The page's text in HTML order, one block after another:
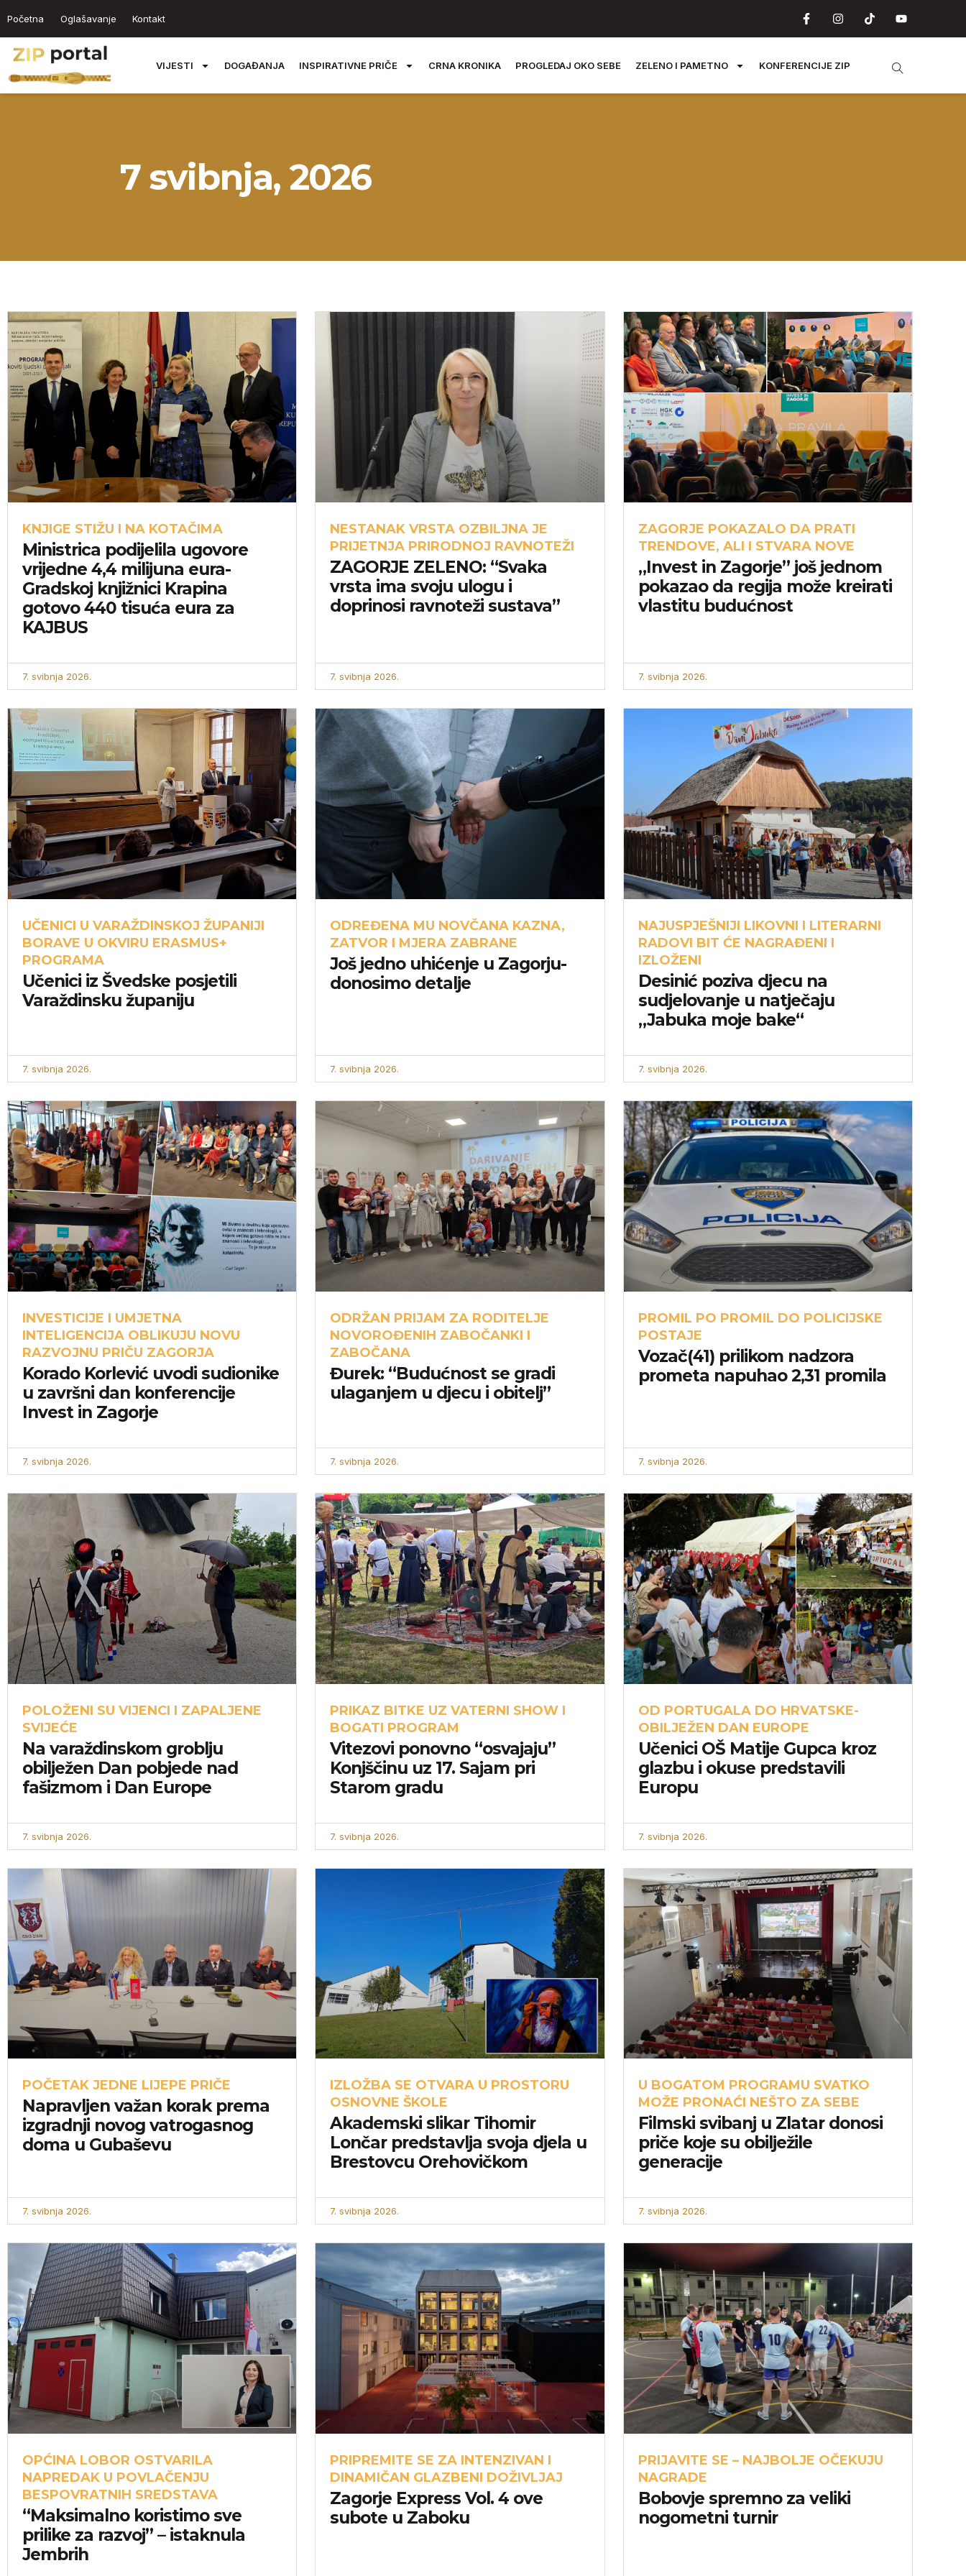
Početna Oglašavanje Kontakt
VIJESTI DOGAĐANJA INSPIRATIVNE PRIČE CRNA KRONIKA PROGLEDAJ OKO SEBE ZELENO I PAMETNO KONFERENCIJE ZIP
7 svibnja, 2026
KNJIGE STIŽU I NA KOTAČIMA
Ministrica podijelila ugovore
vrijedne 4,4 milijuna eura-
Gradskoj knjižnici Krapina
gotovo 440 tisuća eura za
KAJBUS
7. svibnja 2026.
NESTANAK VRSTA OZBILJNA JE
PRIJETNJA PRIRODNOJ RAVNOTEŽI
ZAGORJE ZELENO: “Svaka
vrsta ima svoju ulogu i
doprinosi ravnoteži sustava”
7. svibnja 2026.
ZAGORJE POKAZALO DA PRATI
TRENDOVE, ALI I STVARA NOVE
„Invest in Zagorje” još jednom
pokazao da regija može kreirati
vlastitu budućnost
7. svibnja 2026.
UČENICI U VARAŽDINSKOJ ŽUPANIJI
BORAVE U OKVIRU ERASMUS+
PROGRAMA
Učenici iz Švedske posjetili
Varaždinsku županiju
7. svibnja 2026.
ODREĐENA MU NOVČANA KAZNA,
ZATVOR I MJERA ZABRANE
Još jedno uhićenje u Zagorju-
donosimo detalje
7. svibnja 2026.
NAJUSPJEŠNIJI LIKOVNI I LITERARNI
RADOVI BIT ĆE NAGRAĐENI I
IZLOŽENI
Desinić poziva djecu na
sudjelovanje u natječaju
„Jabuka moje bake“
7. svibnja 2026.
INVESTICIJE I UMJETNA
INTELIGENCIJA OBLIKUJU NOVU
RAZVOJNU PRIČU ZAGORJA
Korado Korlević uvodi sudionike
u završni dan konferencije
Invest in Zagorje
7. svibnja 2026.
ODRŽAN PRIJAM ZA RODITELJE
NOVOROĐENIH ZABOČANKI I
ZABOČANA
Đurek: “Budućnost se gradi
ulaganjem u djecu i obitelj”
7. svibnja 2026.
PROMIL PO PROMIL DO POLICIJSKE
POSTAJE
Vozač(41) prilikom nadzora
prometa napuhao 2,31 promila
7. svibnja 2026.
POLOŽENI SU VIJENCI I ZAPALJENE
SVIJEĆE
Na varaždinskom groblju
obilježen Dan pobjede nad
fašizmom i Dan Europe
7. svibnja 2026.
PRIKAZ BITKE UZ VATERNI SHOW I
BOGATI PROGRAM
Vitezovi ponovno “osvajaju”
Konjščinu uz 17. Sajam pri
Starom gradu
7. svibnja 2026.
OD PORTUGALA DO HRVATSKE-
OBILJEŽEN DAN EUROPE
Učenici OŠ Matije Gupca kroz
glazbu i okuse predstavili
Europu
7. svibnja 2026.
POČETAK JEDNE LIJEPE PRIČE
Napravljen važan korak prema
izgradnji novog vatrogasnog
doma u Gubaševu
7. svibnja 2026.
IZLOŽBA SE OTVARA U PROSTORU
OSNOVNE ŠKOLE
Akademski slikar Tihomir
Lončar predstavlja svoja djela u
Brestovcu Orehovičkom
7. svibnja 2026.
U BOGATOM PROGRAMU SVATKO
MOŽE PRONAĆI NEŠTO ZA SEBE
Filmski svibanj u Zlatar donosi
priče koje su obilježile
generacije
7. svibnja 2026.
OPĆINA LOBOR OSTVARILA
NAPREDAK U POVLAČENJU
BESPOVRATNIH SREDSTAVA
“Maksimalno koristimo sve
prilike za razvoj” – istaknula
Jembrih
PRIPREMITE SE ZA INTENZIVAN I
DINAMIČAN GLAZBENI DOŽIVLJAJ
Zagorje Express Vol. 4 ove
subote u Zaboku
PRIJAVITE SE – NAJBOLJE OČEKUJU
NAGRADE
Bobovje spremno za veliki
nogometni turnir